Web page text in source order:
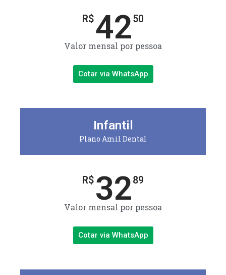
R$4250
Valor mensal por pessoa
Cotar via WhatsApp
Infantil
Plano Amil Dental
R$ 3289
Valor mensal por pessoa
Cotar via WhatsApp